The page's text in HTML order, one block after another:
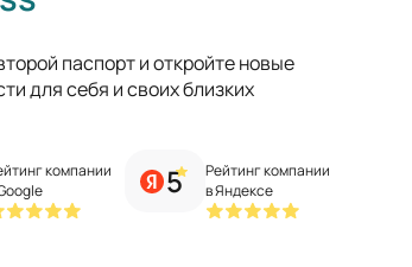
паспорт и откройте новые
для себя и своих близких
компании
5
Рейтинг компании
в Яндексе